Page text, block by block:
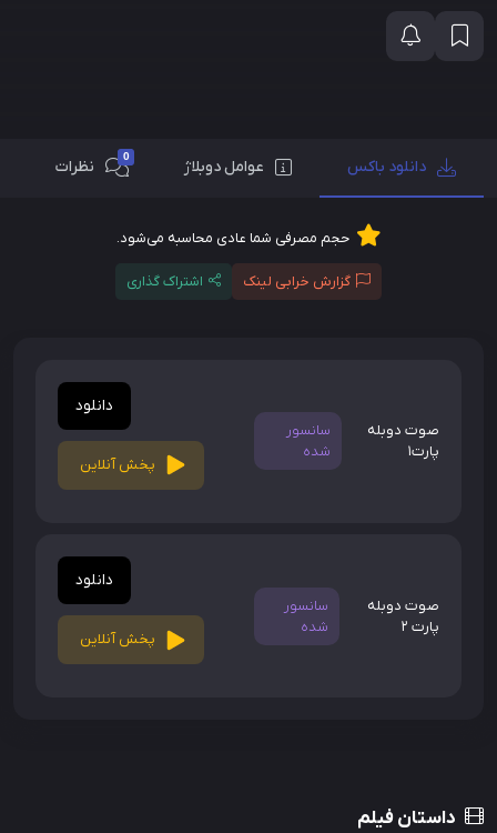
دانلود باکس عوامل دوبلاژ 0 نظرات
حجم مصرفی شما عادی محاسبه می‌شود.
گزارش خرابی لینک اشتراک گذاری
صوت دوبله
پارت1
سانسور
شده
دانلود
پخش آنلاین
صوت دوبله
پارت 2
سانسور
شده
دانلود
پخش آنلاین
داستان فیلم